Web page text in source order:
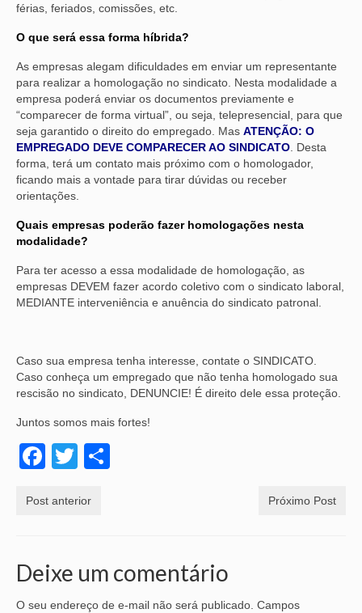
férias, feriados, comissões, etc.
O que será essa forma híbrida?
As empresas alegam dificuldades em enviar um representante
para realizar a homologação no sindicato. Nesta modalidade a
empresa poderá enviar os documentos previamente e
“comparecer de forma virtual”, ou seja, telepresencial, para que
seja garantido o direito do empregado. Mas ATENÇÃO: O
EMPREGADO DEVE COMPARECER AO SINDICATO. Desta
forma, terá um contato mais próximo com o homologador,
ficando mais a vontade para tirar dúvidas ou receber
orientações.
Quais empresas poderão fazer homologações nesta
modalidade?
Para ter acesso a essa modalidade de homologação, as
empresas DEVEM fazer acordo coletivo com o sindicato laboral,
MEDIANTE interveniência e anuência do sindicato patronal.
Caso sua empresa tenha interesse, contate o SINDICATO.
Caso conheça um empregado que não tenha homologado sua
rescisão no sindicato, DENUNCIE! É direito dele essa proteção.
Juntos somos mais fortes!
Facebook
Twitter
Post anterior Próximo Post
Deixe um comentário
O seu endereço de e-mail não será publicado. Campos